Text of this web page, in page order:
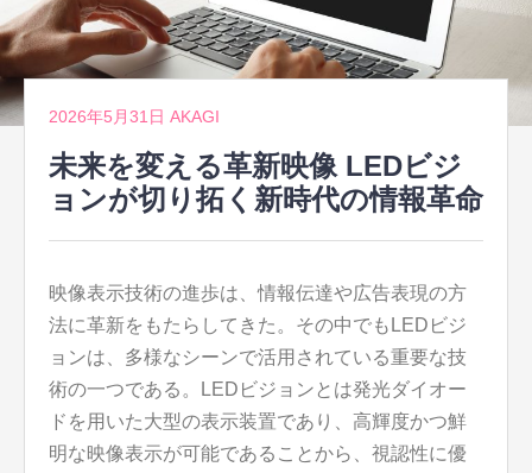
ッ
プ
2026年5月31日 AKAGI
未来を変える革新映像 LEDビジ
ョンが切り拓く新時代の情報革命
映像表示技術の進歩は、情報伝達や広告表現の方
法に革新をもたらしてきた。 その中でもLEDビジ
ョンは、多様なシーンで活用されている重要な技
術の一つである。LEDビジョンとは発光ダイオー
ドを用いた大型の表示装置であり、高輝度かつ鮮
明な映像表示が可能であることから、視認性に優